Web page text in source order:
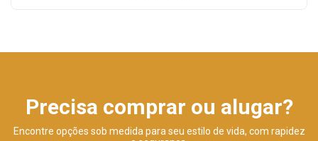
Precisa comprar ou alugar?
Encontre opções sob medida para seu estilo de vida, com rapidez